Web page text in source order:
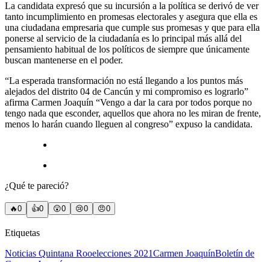
La candidata expresó que su incursión a la política se derivó de ver
tanto incumplimiento en promesas electorales y asegura que ella es
una ciudadana empresaria que cumple sus promesas y que para ella
ponerse al servicio de la ciudadanía es lo principal más allá del
pensamiento habitual de los políticos de siempre que únicamente
buscan mantenerse en el poder.
“La esperada transformación no está llegando a los puntos más
alejados del distrito 04 de Cancún y mi compromiso es lograrlo”
afirma Carmen Joaquín “Vengo a dar la cara por todos porque no
tengo nada que esconder, aquellos que ahora no les miran de frente,
menos lo harán cuando lleguen al congreso” expuso la candidata.
¿Qué te pareció?
🔥0 👍0 😲0 😢0 😠0
Etiquetas
Noticias Quintana Rooelecciones 2021Carmen JoaquínBoletín de